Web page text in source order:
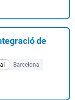
de
Barcelona